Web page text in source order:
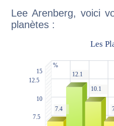
Lee Arenberg, voici
planètes :